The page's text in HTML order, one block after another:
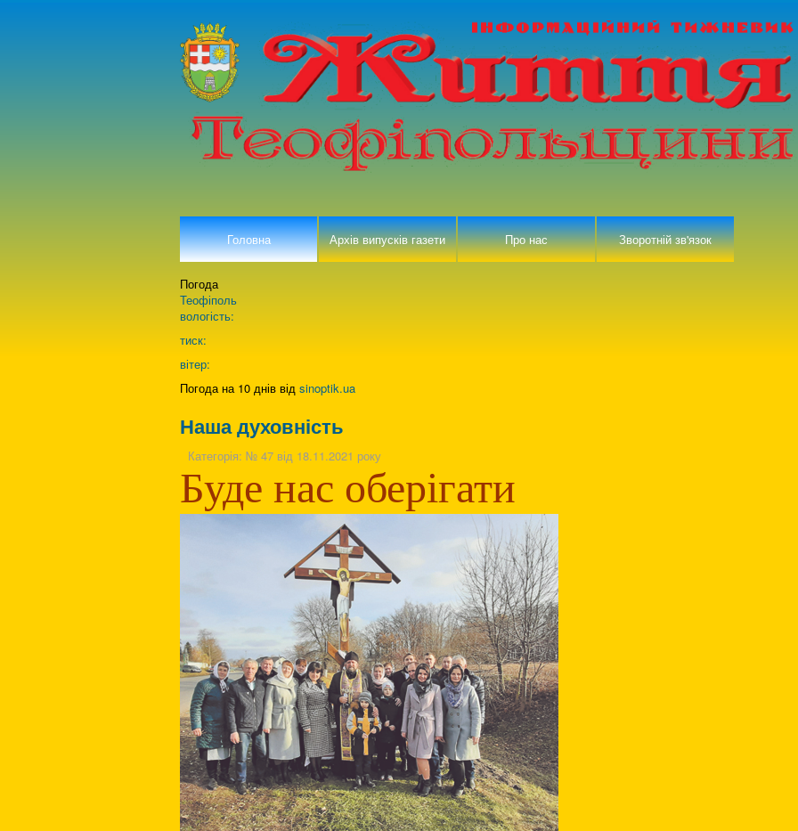
Головна Архів випусків газети Про нас Зворотній зв'язок
Погода
Теофіполь
вологість:
тиск:
вітер:
Погода на 10 днів від sinoptik.ua
Наша духовність
Категорія: № 47 від 18.11.2021 року
Буде нас оберігати